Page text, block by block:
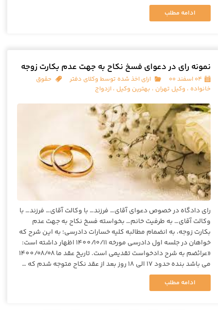
ادامه مطلب
نمونه رای در دعوای فسخ نکاح به جهت عدم بکارت زوجه
۰۴ اسفند ۰۰ ارای اخذ شده توسط وکلای دفتر
حقوق
خانواده ، وکیل تهران ، بهترین وکیل ، ازدواج
رای دادگاه در خصوص دعوای آقای… فرزند… با وکالت آقای… فرزند… با
وکالت آقای… به طرفیت خانم… بخواسته فسخ نکاح به جهت عدم
بکارت زوجه، به انضمام مطالبه کلیه خسارات دادرسی؛ به این شرح که
خواهان در جلسه اول دادرسی مورخه ١۴٠٠/۱۰/۱۱ اظهار داشته است:
«عرائضم به شرح دادخواست تقدیمی است. تاریخ عقد ما ١۴٠٠/۰۸/۰۸
می باشد بنده حدود ۱۷ الی ۱۸ روز بعد از عقد نکاح متوجه شدم که …
ادامه مطلب